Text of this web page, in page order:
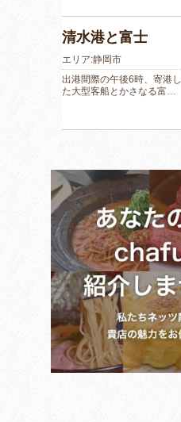
清水港と富士
エリア:静岡市
出港間際の午後6時、寄港し
た大型客船とかさなる富…